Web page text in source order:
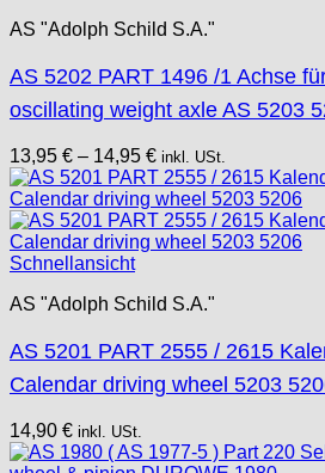
AS "Adolph Schild S.A."
AS 5202 PART 1496 /1 Achse
oscillating weight axle AS 5203
13,95 € – 14,95 € inkl. USt.
Schnellansicht
AS "Adolph Schild S.A."
AS 5201 PART 2555 / 2615
Calendar driving wheel 5203
14,90 € inkl. USt.